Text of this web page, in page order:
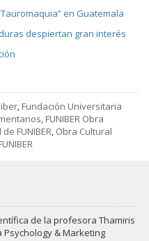
en Guatemala
despiertan gran interés
Fundación Universitaria
FUNIBER Obra
FUNIBER Obra Cultural
de la profesora Thamiris
& Marketing